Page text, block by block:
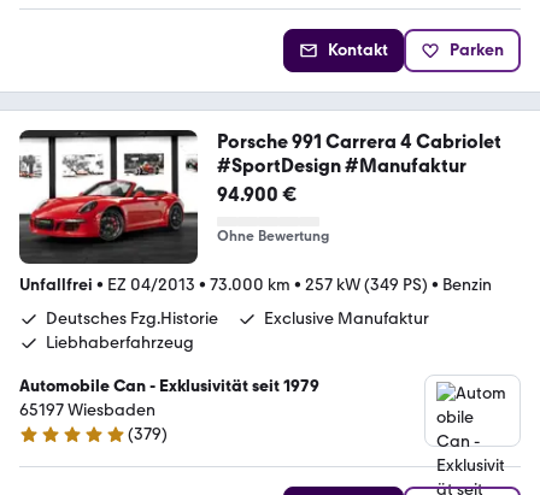
Kontakt Parken
Porsche 991 Carrera 4 Cabriolet
#SportDesign #Manufaktur
94.900 €
Ohne Bewertung
Unfallfrei • EZ 04/2013 • 73.000 km • 257 kW (349 PS) • Benzin
Deutsches Fzg.Historie
Exclusive Manufaktur
Liebhaberfahrzeug
Automobile Can - Exklusivität seit 1979
65197 Wiesbaden
4.8 Sterne
(379)